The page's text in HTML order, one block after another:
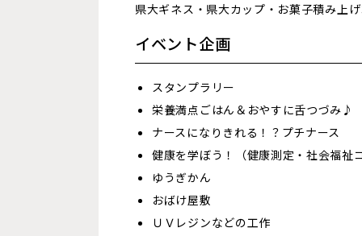
県大ギネス・県大カップ・お菓子積み上
イベント企画
スタンプラリー
栄養満点ごはん＆おやすに舌つづみ♪
ナースになりきれる！？プチナース
健康を学ぼう！（健康測定・社会福祉
ゆうぎかん
おばけ屋敷
ＵＶレジンなどの工作